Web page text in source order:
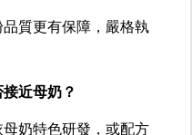
質更有保障，嚴格執
近母奶？
奶特色研發，或配方